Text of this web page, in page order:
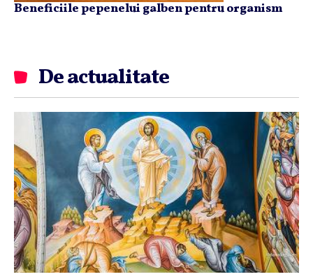
Beneficiile pepenelui galben pentru organism
De actualitate